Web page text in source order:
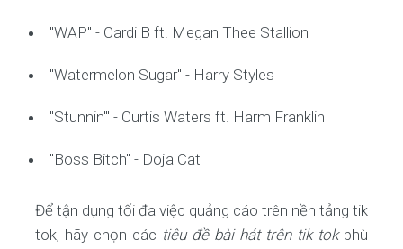
"WAP" - Cardi B ft. Megan Thee Stallion
"Watermelon Sugar" - Harry Styles
"Stunnin'" - Curtis Waters ft. Harm Franklin
"Boss Bitch" - Doja Cat
Để tận dụng tối đa việc quảng cáo trên nền tảng tik
tok, hãy chọn các tiêu đề bài hát trên tik tokphù